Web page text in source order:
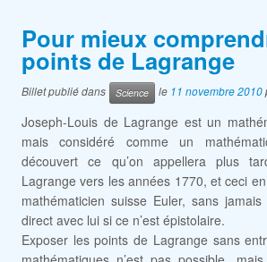
Pour mieux
points de Lagrange
Billet publié dans Science le 11 novembre 2010
Joseph-Louis de Lagrange est un
mais considéré comme un
découvert ce qu’on appellera plus
Lagrange vers les années 1770, et ceci
mathématicien suisse Euler, sans
direct avec lui si ce n’est épistolaire.
Exposer les points de Lagrange sans